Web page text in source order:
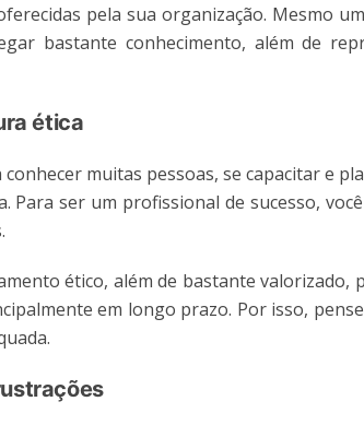
pela sua organização. Mesmo
bastante conhecimento, além de
ética
muitas pessoas, se capacitar e
Para ser um profissional de sucesso,
ético, além de bastante valorizado,
em longo prazo. Por isso,